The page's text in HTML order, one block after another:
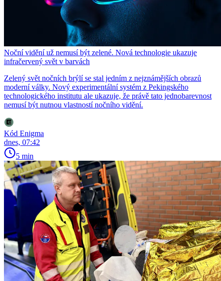
Noční vidění už nemusí být zelené. Nová technologie ukazuje
infračervený svět v barvách
Zelený svět nočních brýlí se stal jedním z nejznámějších obrazů
moderní války. Nový experimentální systém z Pekingského
technologického institutu ale ukazuje, že právě tato jednobarevnost
nemusí být nutnou vlastností nočního vidění.
Kód Enigma
dnes, 07:42
5 min